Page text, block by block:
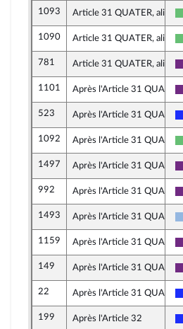
1093 Article 31 QUATER, alinéa 4
1090 Article 31 QUATER, alinéa 6
781 Article 31 QUATER, alinéa 7
1101 Après l'Article 31 QUATER
523 Après l'Article 31 QUATER
1092 Après l'Article 31 QUATER
1497 Après l'Article 31 QUATER
992 Après l'Article 31 QUATER
1493 Après l'Article 31 QUATER
1159 Après l'Article 31 QUATER
149 Après l'Article 31 QUATER
22 Après l'Article 31 QUATER
199 Après l'Article 32